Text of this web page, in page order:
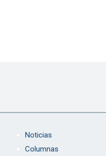
Noticias
Columnas